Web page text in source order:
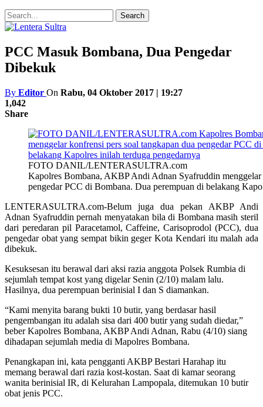
PCC Masuk Bombana, Dua Pengedar
Dibekuk
By Editor On Rabu, 04 Oktober 2017 | 19:27
1,042
Share
FOTO DANIL/LENTERASULTRA.com
Kapolres Bombana, AKBP Andi Adnan Syafruddin menggelar
pengedar PCC di Bombana. Dua perempuan di belakang
LENTERASULTRA.com-Belum juga dua pekan AKBP Andi
Adnan Syafruddin pernah menyatakan bila di Bombana masih steril
dari peredaran pil Paracetamol, Caffeine, Carisoprodol (PCC), dua
pengedar obat yang sempat bikin geger Kota Kendari itu malah ada
dibekuk.
Kesuksesan itu berawal dari aksi razia anggota Polsek Rumbia di
sejumlah tempat kost yang digelar Senin (2/10) malam lalu.
Hasilnya, dua perempuan berinisial I dan S diamankan.
“Kami menyita barang bukti 10 butir, yang berdasar hasil
pengembangan itu adalah sisa dari 400 butir yang sudah diedar,”
beber Kapolres Bombana, AKBP Andi Adnan, Rabu (4/10) siang
dihadapan sejumlah media di Mapolres Bombana.
Penangkapan ini, kata pengganti AKBP Bestari Harahap itu
memang berawal dari razia kost-kostan. Saat di kamar seorang
wanita berinisial IR, di Kelurahan Lampopala, ditemukan 10 butir
obat jenis PCC.